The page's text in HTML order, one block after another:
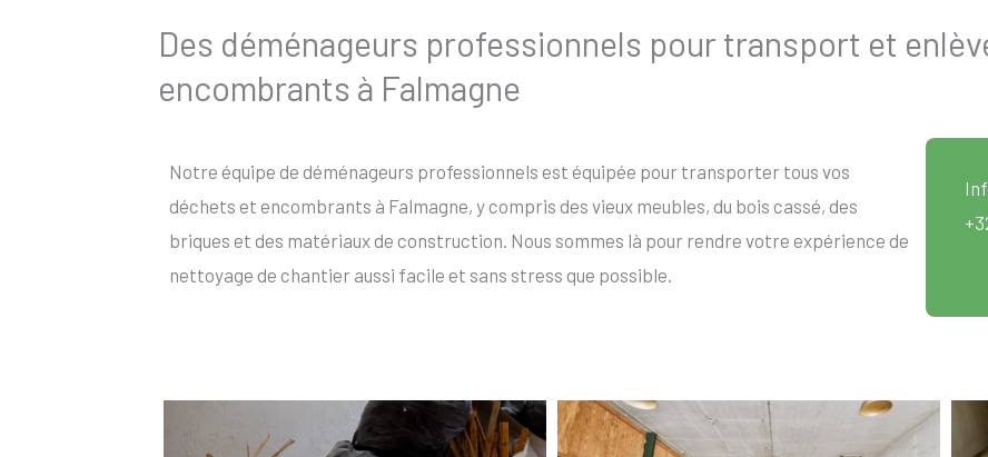
Des déménageurs professionnels pour transport et
encombrants à Falmagne
Notre équipe de déménageurs professionnels est équipée pour transporter tous vos
déchets et encombrants à Falmagne, y compris des vieux meubles, du bois cassé, des
briques et des matériaux de construction. Nous sommes là pour rendre votre expérience de
nettoyage de chantier aussi facile et sans stress que possible.